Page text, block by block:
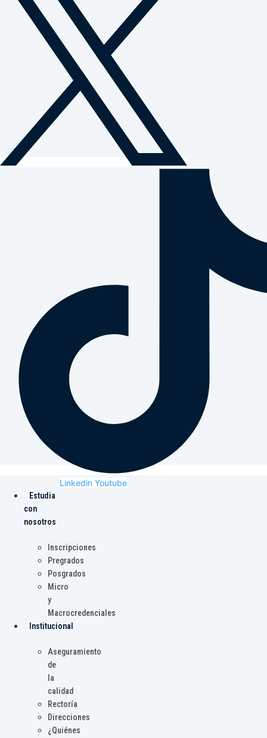
Linkedin Youtube
Estudia
con
nosotros
Inscripciones
Pregrados
Posgrados
Micro
y
Macrocredenciales
Institucional
Aseguramiento
de
la
calidad
Rectoría
Direcciones
¿Quiénes